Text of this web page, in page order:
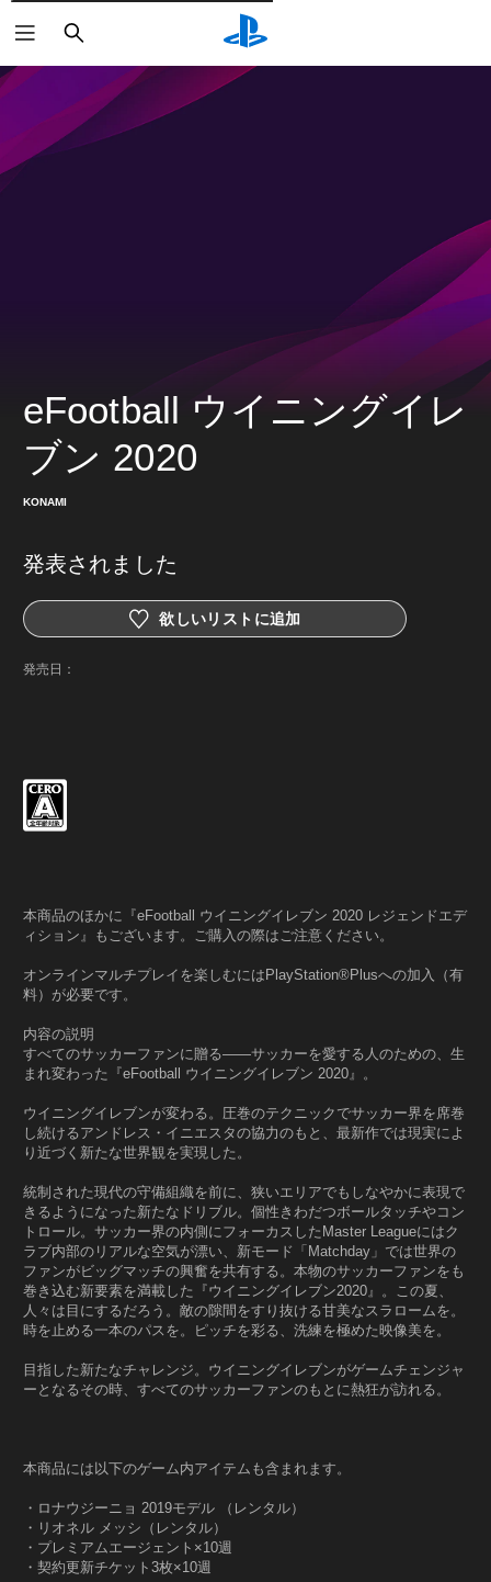
検
索
eFootball ウイニングイレ
ブン 2020
KONAMI
発表されました
欲しいリストに追加
発売日：
本商品のほかに『eFootball ウイニングイレブン 2020 レジェンドエデ
ィション』もございます。ご購入の際はご注意ください。
オンラインマルチプレイを楽しむにはPlayStation®Plusへの加入（有
料）が必要です。
内容の説明
すべてのサッカーファンに贈る——サッカーを愛する人のための、生
まれ変わった『eFootball ウイニングイレブン 2020』。
ウイニングイレブンが変わる。圧巻のテクニックでサッカー界を席巻
し続けるアンドレス・イニエスタの協力のもと、最新作では現実によ
り近づく新たな世界観を実現した。
統制された現代の守備組織を前に、狭いエリアでもしなやかに表現で
きるようになった新たなドリブル。個性きわだつボールタッチやコン
トロール。サッカー界の内側にフォーカスしたMaster Leagueにはク
ラブ内部のリアルな空気が漂い、新モード「Matchday」では世界の
ファンがビッグマッチの興奮を共有する。本物のサッカーファンをも
巻き込む新要素を満載した『ウイニングイレブン2020』。この夏、
人々は目にするだろう。敵の隙間をすり抜ける甘美なスラロームを。
時を止める一本のパスを。ピッチを彩る、洗練を極めた映像美を。
目指した新たなチャレンジ。ウイニングイレブンがゲームチェンジャ
ーとなるその時、すべてのサッカーファンのもとに熱狂が訪れる。
本商品には以下のゲーム内アイテムも含まれます。
・ロナウジーニョ 2019モデル （レンタル）
・リオネル メッシ（レンタル）
・プレミアムエージェント×10週
・契約更新チケット3枚×10週